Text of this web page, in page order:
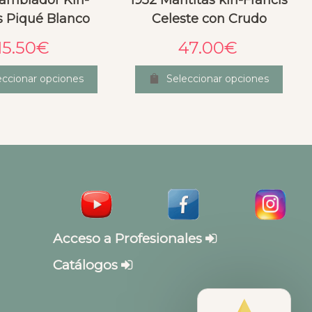
Piqué Blanco
€
opciones
Celeste con Crudo
47.00€
Seleccionar opciones
Acceso a Profesionales
Catálogos